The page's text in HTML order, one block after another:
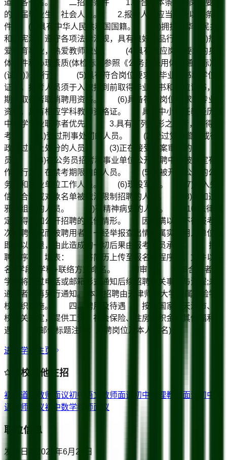
道法各一名。 二招聘条件 1.符合基本条件和岗位要求
的应届毕业生、社会人员。 2.报考人员应当具备以下条
件 (1)具有中华人民共和国国籍。 (2)拥护中华人民共
和国宪法，遵守各项法律法规，具有良好的品行。 (3)热
爱教育事业，热爱教师职业。 (4)具有适应岗位要求的身
体条件和心理素质(体检标准参照《公务员录用体检通用标准
(试行)》执行)。 (5)具有符合岗位要求的毕业证书和学位
证书。报考人员须于入职报到前取得毕业证书和学位证书，逾
期未取得者取消聘用资格。 (6)具备符合岗位要求的专业
资格，具有相应学科教师资格证。 具备中小学任教经历或
中小学专业职称者优先。 3.具有下列情形之一者，不得报
考： (1)受过刑事处罚的人员。 (2)受过党内警告或行
政记过以上处分的人员。 (3)正在接受立案审查的人
员。 (4)在公务员招考和事业单位公开招聘中，被认定有
作弊行为，在禁考期限内的人员。 (5)曾被开除公职的公
务员和事业单位工作人员。 (6)现役军人。 (7)列入失
信联合惩戒对象名单被依法限制招聘的人员。 (8)参加过
邪教组织的人员。 (9)有精神病史的人员。 (10)法律规
定不得参加公开招聘的其他情形。 因隐瞒以上不得报考此
次招聘情况而被聘用者，一经举报查出情况属实，用人单位立
即予以清退，由此造成的一切后果由报考人员承担。 三、招
聘程序 填表： 将简历上传至报名小程序中，文件以姓
名+学段+学科+联络方式命名。 初审： 初审合格者，
学校将通过电话或邮箱形式通知后续招聘相关事宜与流程;未
通过者不再另行通知。 本次招聘由天津师范大学附属实验学
校组织实施。 四、聘用及待遇 按照国家、天津市、学
校有关规定，提供工资、社会保险、住房公积金和其他福利待
遇。 (邮件标题注明：应聘岗位及本人姓名)
进入学校主页
该校其他在招
初中道法教师 面议初中语文教师面议 初中物理教师 面议
初中英
语教师 面议初中数学教师面议
职位信息
发布日期
2026年6月24日